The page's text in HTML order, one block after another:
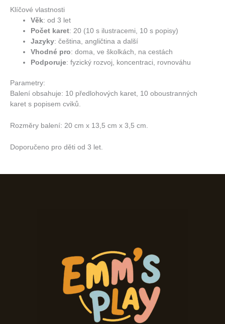
Klíčové vlastnosti
Věk:od 3 let
Počet karet: 20 (10 s ilustracemi, 10 s popisy)
Jazyky:čeština, angličtina a další
Vhodné pro:doma, ve školkách, na cestách
Podporuje:fyzický rozvoj, koncentraci, rovnováhu
Parametry:
Balení obsahuje: 10 předlohových karet, 10 oboustranných
karet s popisem cviků.
Rozměry balení: 20 cm x 13,5 cm x 3,5 cm.
Doporučeno pro děti od 3 let.